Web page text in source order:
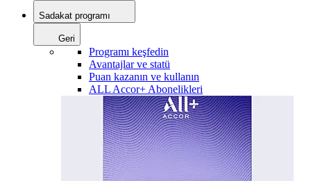
Sadakat programı
Geri
Programı keşfedin
Avantajlar ve statü
Puan kazanın ve kullanın
ALL Accor+ Abonelikleri